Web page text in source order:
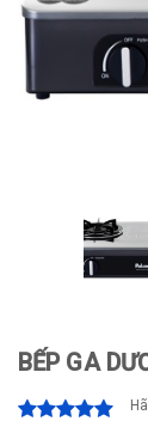
BẾP GA